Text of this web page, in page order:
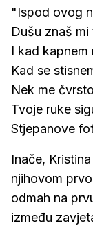
"Ispod ovog
Dušu znaš mi
I kad kapnem
Kad se
Nek me
Tvoje ruke
Stjepanove
Inače,
njihovom
odmah na
između